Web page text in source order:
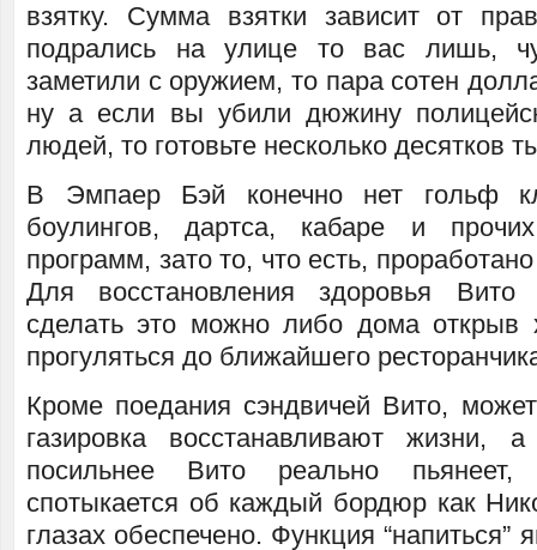
взятку. Сумма взятки зависит от
подрались на улице то вас лишь,
заметили с оружием, то пара сотен
ну а если вы убили дюжину
людей, то готовьте несколько десятков
В Эмпаер Бэй конечно нет гольф
боулингов, дартса, кабаре и прочих
программ, зато то, что есть,
Для восстановления здоровья Вито
сделать это можно либо дома открыв
прогуляться до ближайшего
Кроме поедания сэндвичей Вито,
газировка восстанавливают жизни,
посильнее Вито реально
спотыкается об каждый бордюр как
глазах обеспечено. Функция “напиться”